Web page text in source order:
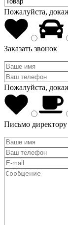
Пожалуйста,
Заказать звонок
Пожалуйста,
Письмо директору